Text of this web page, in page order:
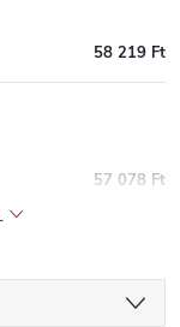
58 219 Ft
57 078 Ft